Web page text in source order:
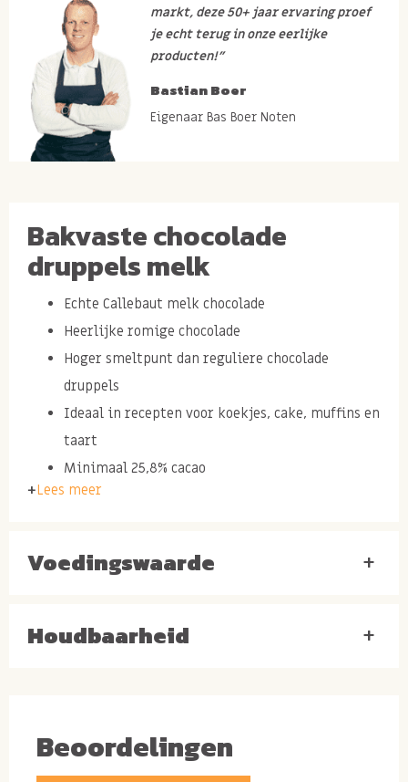
markt, deze 50+ jaar ervaring proef
je echt terug in onze eerlijke
producten!”
Bastian Boer
Eigenaar Bas Boer Noten
Bakvaste chocolade
druppels melk
Echte Callebaut melk chocolade
Heerlijke romige chocolade
Hoger smeltpunt dan reguliere chocolade
druppels
Ideaal in recepten voor koekjes, cake, muffins en
taart
Minimaal 25,8% cacao
Ingredienten: suiker, volle melkpoeder, cacaomassa,
Lees meer
Voedingswaarde +
Houdbaarheid +
Beoordelingen